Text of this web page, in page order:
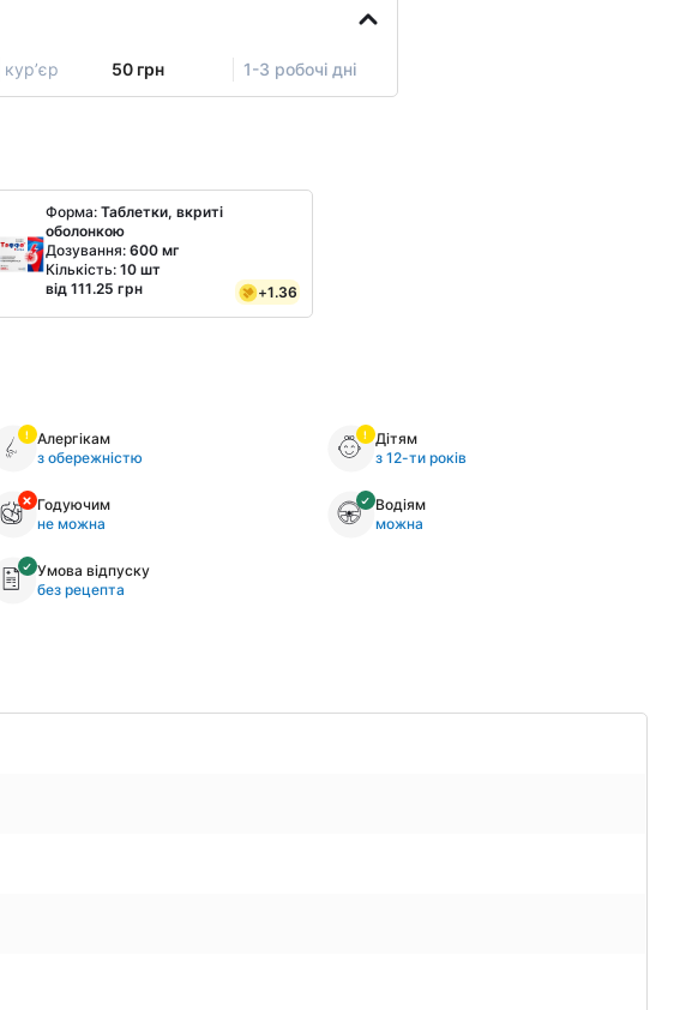
курʼєр 50 грн 1-3 робочі дні
Форма:Таблетки, вкриті
оболонкою
Дозування:600 мг
Кількість:10 шт
від 111.25 грн
+1.36
Алергікам
з обережністю
Дітям
з 12-ти років
Годуючим
не можна
Водіям
можна
Умова відпуску
без рецепта